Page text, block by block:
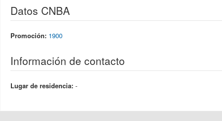
Datos CNBA
Promoción: 1900
Información de contacto
Lugar de residencia: -